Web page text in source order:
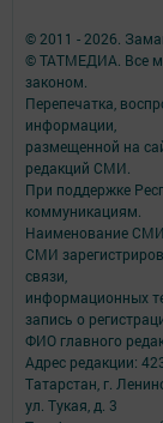
© 2011 - 2026.
© ТАТМЕДИА. Все
законом.
Перепечатка,
информации,
размещенной на
редакций СМИ.
При поддержке
коммуникациям.
Наименование
СМИ
связи,
информационных
запись о
ФИО главного
Адрес редакции:
Татарстан, г.
ул. Тукая, д. 3